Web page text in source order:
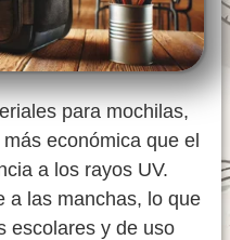
para mochilas,
económica que el
a los rayos UV.
a las manchas, lo que
escolares y de uso